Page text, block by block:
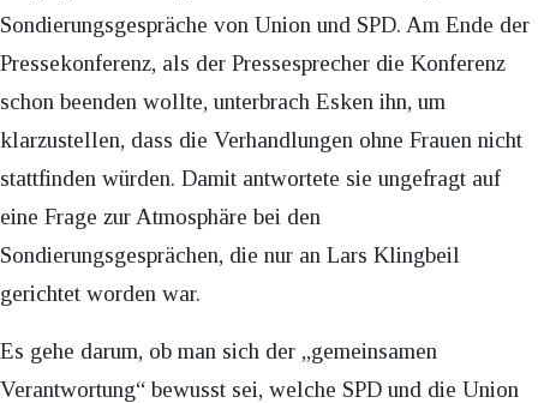
Sondierungsgespräche von Union und SPD. Am Ende der
Pressekonferenz, als der Pressesprecher die Konferenz
schon beenden wollte, unterbrach Esken ihn, um
klarzustellen, dass die Verhandlungen ohne Frauen nicht
stattfinden würden. Damit antwortete sie ungefragt auf
eine Frage zur Atmosphäre bei den
Sondierungsgesprächen, die nur an Lars Klingbeil
gerichtet worden war.
Es gehe darum, ob man sich der „gemeinsamen
Verantwortung“ bewusst sei, welche SPD und die Union